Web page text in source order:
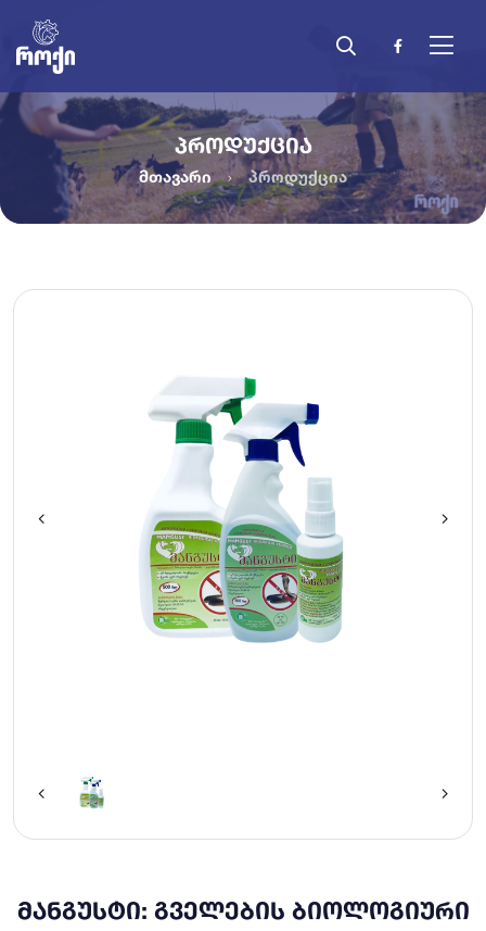
ᲞᲠᲝᲓᲣᲥᲪᲘᲐ
მთავარი პროდუქცია
ᲛᲐᲜᲒᲣᲡᲢᲘ: ᲒᲕᲔᲚᲔᲑᲘᲡ ᲑᲘᲝᲚᲝᲒᲘᲣᲠᲘ